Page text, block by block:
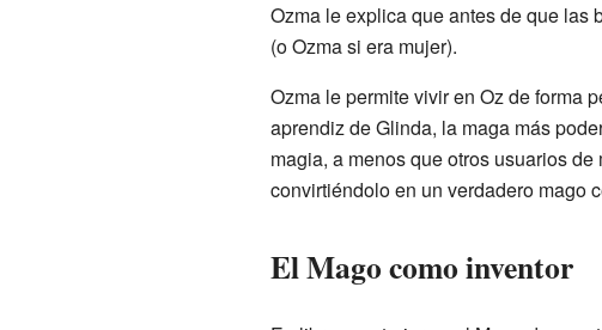
Ozma le explica que antes de que las
(o Ozma si era mujer).
Ozma le permite vivir en Oz de forma
aprendiz de Glinda, la maga más
magia, a menos que otros usuarios
convirtiéndolo en un verdadero mago
El Mago como inventor